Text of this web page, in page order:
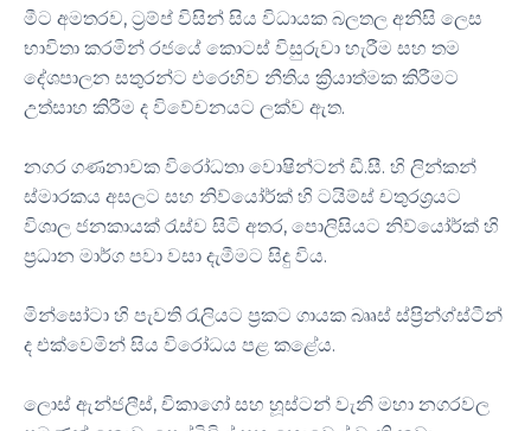
මීට අමතරව, ට්‍රම්ප් විසින් සිය විධායක බලතල අනිසි ලෙස
භාවිතා කරමින් රජයේ කොටස් විසුරුවා හැරීම සහ තම
දේශපාලන සතුරන්ට එරෙහිව නීතිය ක්‍රියාත්මක කිරීමට
උත්සාහ කිරීම ද විවේචනයට ලක්ව ඇත.
නගර ගණනාවක විරෝධතා වොෂින්ටන් ඩී.සී. හි ලින්කන්
ස්මාරකය අසලට සහ නිව්යෝර්ක් හි ටයිම්ස් චතුරශ්‍රයට
විශාල ජනකායක් රැස්ව සිටි අතර, පොලිසියට නිව්යෝර්ක් හි
ප්‍රධාන මාර්ග පවා වසා දැමීමට සිදු විය.
මින්සෝටා හි පැවති රැලියට ප්‍රකට ගායක බෲස් ස්ප්‍රින්ග්ස්ටීන්
ද එක්වෙමින් සිය විරෝධය පළ කළේය.
ලොස් ඇන්ජලීස්, චිකාගෝ සහ හූස්ටන් වැනි මහා නගරවල